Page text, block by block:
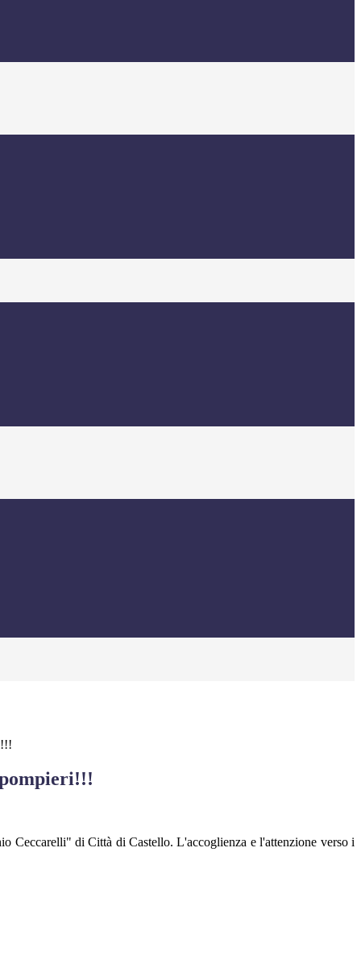
Ceccarelli" di Città di Castello. L'accoglienza e l'attenzione verso i